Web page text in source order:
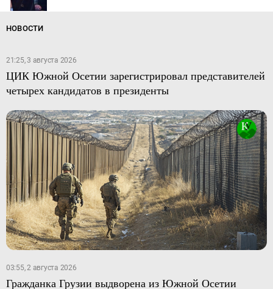
НОВОСТИ
21:25, 3 августа 2026
ЦИК Южной Осетии зарегистрировал представителей
четырех кандидатов в президенты
03:55, 2 августа 2026
Гражданка Грузии выдворена из Южной Осетии